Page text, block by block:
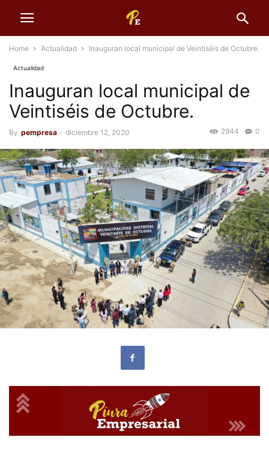
Home Actualidad Inauguran local municipal de Veintiséis de Octubre.
Actualidad
Inauguran local municipal de
Veintiséis de Octubre.
By pempresa - diciembre 12, 2020 0
2944